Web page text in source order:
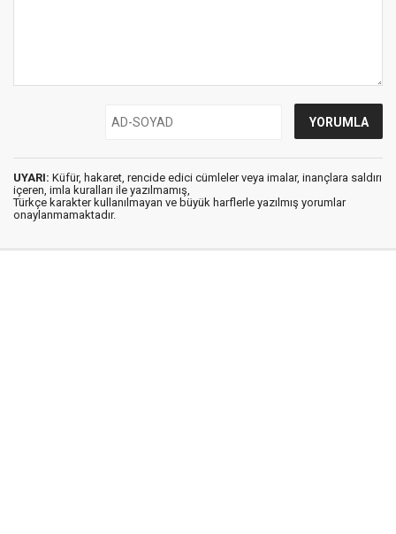
UYARI: Küfür, hakaret, rencide edici cümleler veya imalar, inançlara saldırı
içeren, imla kuralları ile yazılmamış,
Türkçe karakter kullanılmayan ve büyük harflerle yazılmış yorumlar
onaylanmamaktadır.